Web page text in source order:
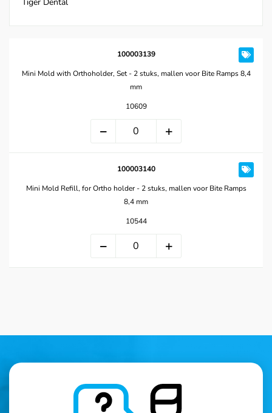
100003139
Mini Mold with Orthoholder, Set - 2 stuks, mallen voor Bite Ramps 8,4
mm
10609
100003140
Mini Mold Refill, for Ortho holder - 2 stuks, mallen voor Bite Ramps
8,4 mm
10544